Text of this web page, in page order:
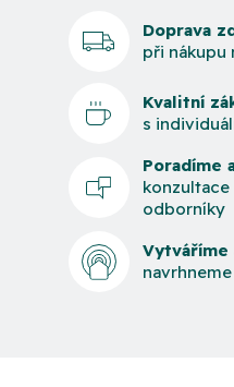
Doprava
při nákupu
Kvalitní
s
Poradíme
odborníky
Vytváříme